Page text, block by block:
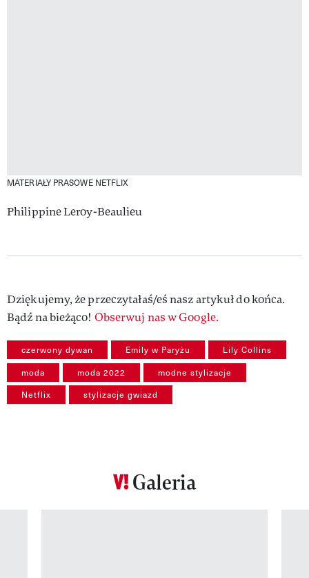
MATERIAŁY PRASOWE NETFLIX
Philippine Leroy-Beaulieu
Dziękujemy, że przeczytałaś/eś nasz artykuł do końca.
Bądź na bieżąco! Obserwuj nas w Google.
czerwony dywan Emily w Paryżu Lily Collins
moda moda 2022 modne stylizacje
Netflix stylizacje gwiazd
Galeria